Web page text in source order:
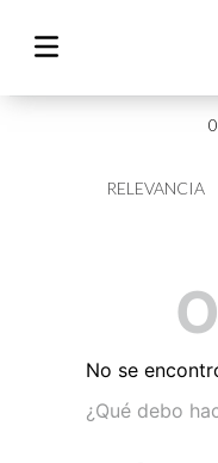
0
RELEVANCIA
No se
¿Qué debo